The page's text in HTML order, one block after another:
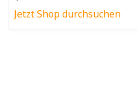
Jetzt Shop durchsuchen